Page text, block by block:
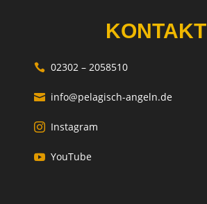
KONTAKT
 02302 – 2058510
 info@pelagisch-angeln.de
 Instagram
 YouTube